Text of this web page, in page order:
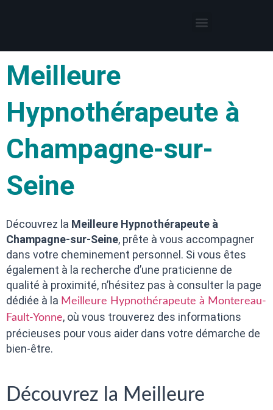
Meilleure
Hypnothérapeute à
Champagne-sur-
Seine
Découvrez la Meilleure Hypnothérapeute à
Champagne-sur-Seine, prête à vous accompagner
dans votre cheminement personnel. Si vous êtes
également à la recherche d’une praticienne de
qualité à proximité, n’hésitez pas à consulter la page
dédiée à la Meilleure Hypnothérapeute à Montereau-
Fault-Yonne, où vous trouverez des informations
précieuses pour vous aider dans votre démarche de
bien-être.
Découvrez la Meilleure